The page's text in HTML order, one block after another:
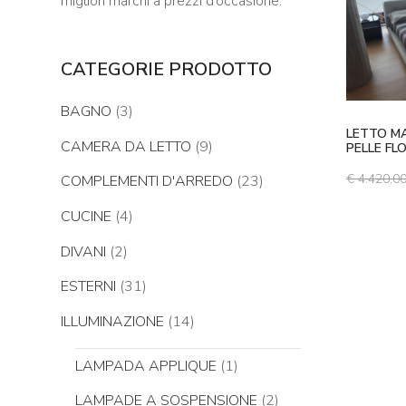
CATEGORIE PRODOTTO
BAGNO (3)
CAMERA DA LETTO (9)
COMPLEMENTI D'ARREDO (23)
CUCINE (4)
DIVANI (2)
ESTERNI (31)
ILLUMINAZIONE (14)
LAMPADA APPLIQUE (1)
LAMPADE A SOSPENSIONE (2)
LETTO
PELLE
€4.420,00